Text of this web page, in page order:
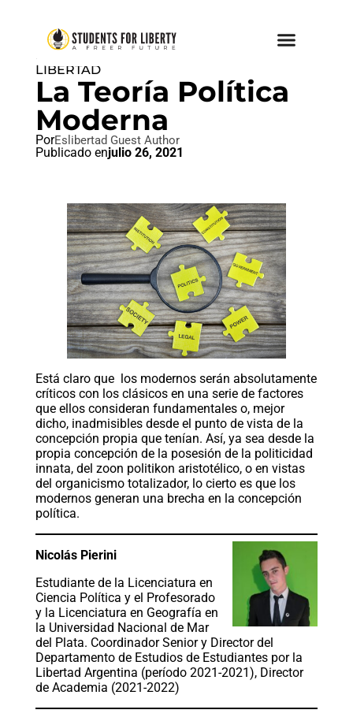
IDEAL LIBERTAD , PAZ AMOR Y
LIBERTAD
La Teoría Política
Moderna
PorEslibertad Guest Author
Publicado enjulio 26, 2021
Está claro que los modernos serán absolutamente
críticos con los clásicos en una serie de factores
que ellos consideran fundamentales o, mejor
dicho, inadmisibles desde el punto de vista de la
concepción propia que tenían. Así, ya sea desde la
propia concepción de la posesión de la politicidad
innata, del zoon politikon aristotélico, o en vistas
del organicismo totalizador, lo cierto es que los
modernos generan una brecha en la concepción
política.
Nicolás Pierini
Estudiante de la Licenciatura en
Ciencia Política y el Profesorado
y la Licenciatura en Geografía en
la Universidad Nacional de Mar
del Plata. Coordinador Senior y Director del
Departamento de Estudios de Estudiantes por la
Libertad Argentina (período 2021-2021), Director
de Academia (2021-2022)